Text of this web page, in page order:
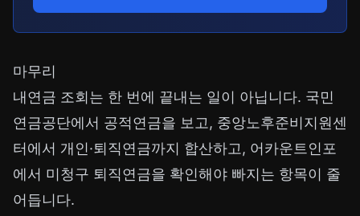
마무리
내연금 조회는 한 번에 끝내는 일이 아닙니다. 국민
연금공단에서 공적연금을 보고, 중앙노후준비지원센
터에서 개인·퇴직연금까지 합산하고, 어카운트인포
에서 미청구 퇴직연금을 확인해야 빠지는 항목이 줄
어듭니다.